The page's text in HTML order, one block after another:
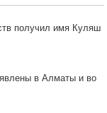
получил имя Куляш
в Алматы и во